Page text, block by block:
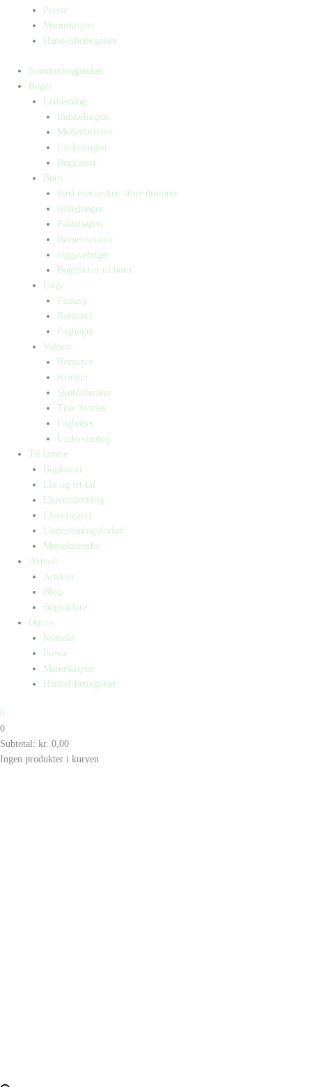
Presse
Manuskripter
Handelsbetingelser
Sommerbogpakker
Bøger
Letlæsning
Indskolingen
Mellemtrinnet
Udskolingen
Bogkasser
Børn
Små mennesker, store drømme
Billedbøger
Faktabøger
Børneromaner
Opgavebøger
Bogpakker til børn
Unge
Fantasy
Romaner
Fagbøger
Voksne
Romance
Krimier
Skønlitteratur
True Stories
Fagbøger
Undervisning
Til lærere
Bogkasser
Lix og let-tal
Universlæsning
Elevopgaver
Undervisningsforløb
Messekalender
Aktuelt
Artikler
Blog
Bogtrailere
Om os
Kontakt
Presse
Manuskripter
Handelsbetingelser
0
0
Subtotal: kr. 0,00
Ingen produkter i kurven